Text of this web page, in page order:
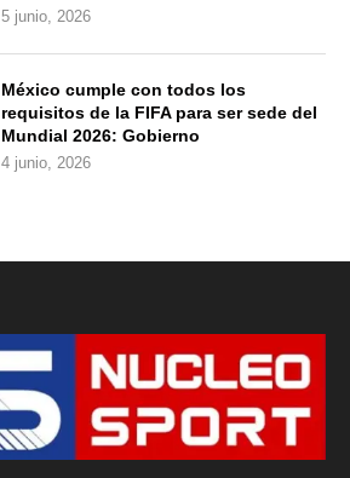
5 junio, 2026
México cumple con todos los
requisitos de la FIFA para ser sede del
Mundial 2026: Gobierno
4 junio, 2026